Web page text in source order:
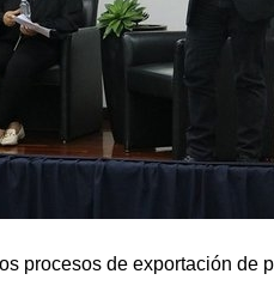
procesos de exportación de